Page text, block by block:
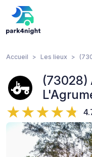
Accueil Les lieux
(73028)